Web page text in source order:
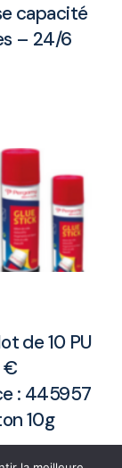
capacité
– 24/6
de 10 PU
€
: 445957
10g